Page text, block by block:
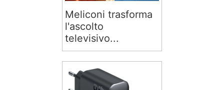
Meliconi trasforma
l'ascolto
televisivo...